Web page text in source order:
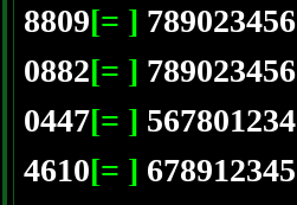
8809[= ] 789023456
0882[= ] 789023456
0447[= ] 567801234
4610[= ] 678912345